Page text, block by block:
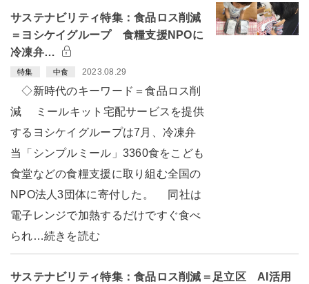
サステナビリティ特集：食品ロス削減
＝ヨシケイグループ 食糧支援NPOに
冷凍弁…
特集 中食 2023.08.29
◇新時代のキーワード＝食品ロス削
減 ミールキット宅配サービスを提供
するヨシケイグループは7月、冷凍弁
当「シンプルミール」3360食をこども
食堂などの食糧支援に取り組む全国の
NPO法人3団体に寄付した。 同社は
電子レンジで加熱するだけですぐ食べ
られ…続きを読む
サステナビリティ特集：食品ロス削減＝足立区 AI活用